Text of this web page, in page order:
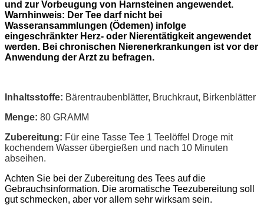
und zur Vorbeugung von Harnsteinen angewendet.
Warnhinweis: Der Tee darf nicht bei
Wasseransammlungen (Ödemen) infolge
eingeschränkter Herz- oder Nierentätigkeit angewendet
werden. Bei chronischen Nierenerkrankungen ist vor der
Anwendung der Arzt zu befragen.
Inhaltsstoffe: Bärentraubenblätter, Bruchkraut, Birkenblätter
Menge: 80 GRAMM
Zubereitung: Für eine Tasse Tee 1 Teelöffel Droge mit
kochendem Wasser übergießen und nach 10 Minuten
abseihen.
Achten Sie bei der Zubereitung des Tees auf die
Gebrauchsinformation. Die aromatische Teezubereitung soll
gut schmecken, aber vor allem sehr wirksam sein.